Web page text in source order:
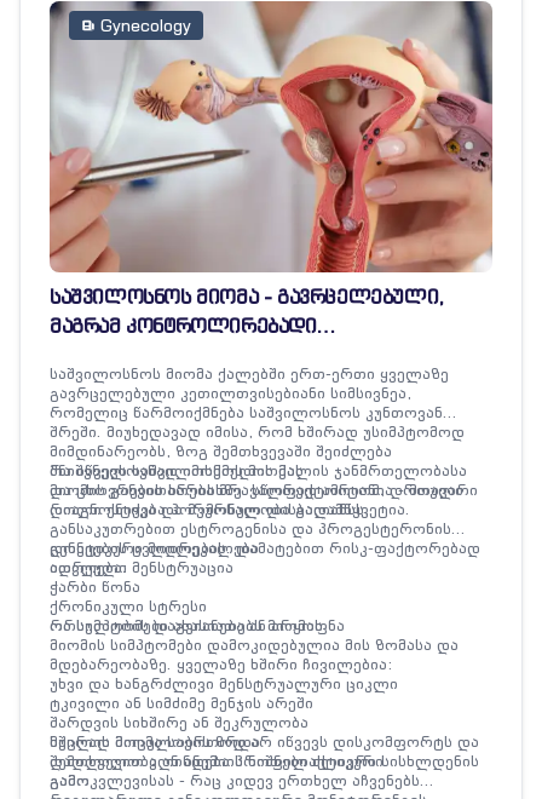
Gynecology
საშვილოსნოს მიომა - გავრცელებული,
მაგრამ კონტროლირებადი
საშვილოსნოს მიომა ქალებში ერთ-ერთი ყველაზე
გავრცელებული კეთილთვისებიანი სიმსივნეა,
რომელიც წარმოიქმნება საშვილოსნოს კუნთოვან
შრეში. მიუხედავად იმისა, რომ ხშირად უსიმპტომოდ
მიმდინარეობს, ზოგ შემთხვევაში შეიძლება
მნიშვნელოვნად იმოქმედოს ქალის ჯანმრთელობასა
და ცხოვრების ხარისხზე. სწორედ ამიტომ, დროული
დიაგნოსტიკა და მკურნალობა გადამწყვეტია.
რა იწვევს საშვილოსნოს მიომას
მიომის განვითარება მრავალფაქტორიანია - მთავარი
როლი ენიჭება ჰორმონულ დისბალანსს,
განსაკუთრებით ესტროგენისა და პროგესტერონის
დონეების ცვლილებას. დამატებით რისკ-ფაქტორებად
ითვლება:
გენეტიკური მიდრეკილება
ადრეული მენსტრუაცია
ჭარბი წონა
ქრონიკული სტრესი
ორსულობის დაგვიანება ან არყოფნა
რა სიმპტომები ახასიათებს მიომას
მიომის სიმპტომები დამოკიდებულია მის ზომასა და
მდებარეობაზე. ყველაზე ხშირი ჩივილებია:
უხვი და ხანგრძლივი მენსტრუალური ციკლი
ტკივილი ან სიმძიმე მენჯის არეში
შარდვის სიხშირე ან შეკრულობა
მუცლის მოცულობის ზრდა
დაღლილობა ან ანემიის ნიშნები ძლიერი სისხლდენის
გამო
ხშირად მიომა საერთოდ არ იწვევს დისკომფორტს და
შემთხვევით ვლინდება პროფილაქტიკური
გამოკვლევისას - რაც კიდევ ერთხელ აჩვენებს